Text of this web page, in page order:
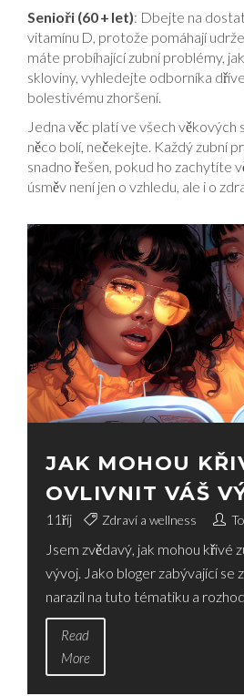
Senioři (60 + let): Dbejte na
vitamínu D, protože pomáhají
máte probíhající zubní problémy,
skloviny, vyhledejte odborníka
bolestivému zhoršení.
Jedna věc platí ve všech věkových
něco bolí, nečekejte. Každý zubní
snadno řešen, pokud ho zachytíte
úsměv není jen o vzhledu, ale i o
JAK MOHOU
OVLIVNIT VÁŠ
11říj Zdraví a wellness
Jsem zvědavý, jak mohou křivé
vývoj. Jako bloger zabývající se
narazil na tuto tématiku a
Zjistil jsem, že křivé zuby mohou
následků, nejen z estetického
naše celkové zdraví a duševní
zajímavé čtení a doufám, že se
Read
More